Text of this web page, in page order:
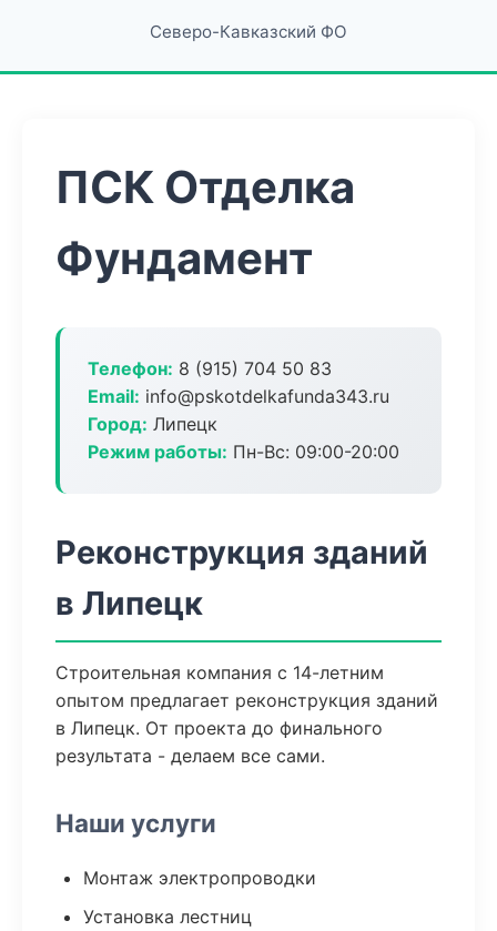
Северо-Кавказский ФО
ПСК Отделка
Фундамент
Телефон: 8 (915) 704 50 83
Email: info@pskotdelkafunda343.ru
Город: Липецк
Режим работы: Пн-Вс: 09:00-20:00
Реконструкция зданий
в Липецк
Строительная компания с 14-летним
опытом предлагает реконструкция зданий
в Липецк. От проекта до финального
результата - делаем все сами.
Наши услуги
Монтаж электропроводки
Установка лестниц